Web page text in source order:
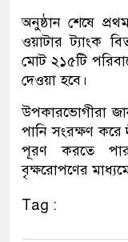
অনুষ্ঠান শেষে
ওয়াটার ট্যাংক
মোট ২১৫টি
দেওয়া হবে।
উপকারভোগীরা
পানি সংরক্ষণ করে
পূরণ করতে
বৃক্ষরোপণের
Tag :